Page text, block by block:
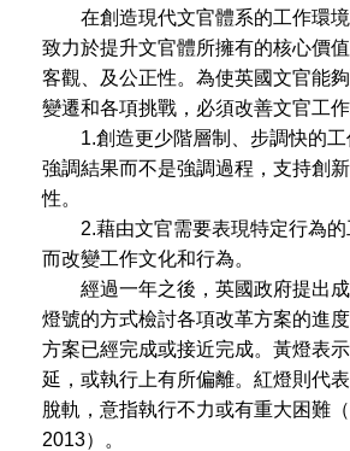
在創造現代文官體系的工作環境
致力於提升文官體所擁有的核心價值
客觀、及公正性。為使英國文官能
變遷和各項挑戰，必須改善文官工作
1.創造更少階層制、步調快的工
強調結果而不是強調過程，支持創
性。
2.藉由文官需要表現特定行為的
而改變工作文化和行為。
經過一年之後，英國政府提出成
燈號的方式檢討各項改革方案的進
方案已經完成或接近完成。黃燈表
延，或執行上有所偏離。紅燈則代
脫軌，意指執行不力或有重大困難
2013）。